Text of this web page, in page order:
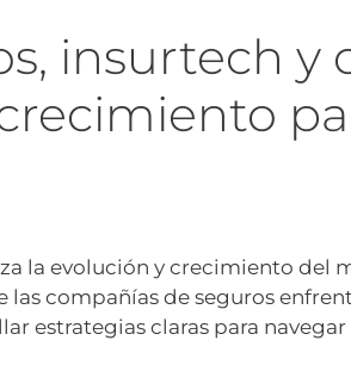
insurtech y
la evolución y crecimiento del
las compañías de seguros
estrategias claras para